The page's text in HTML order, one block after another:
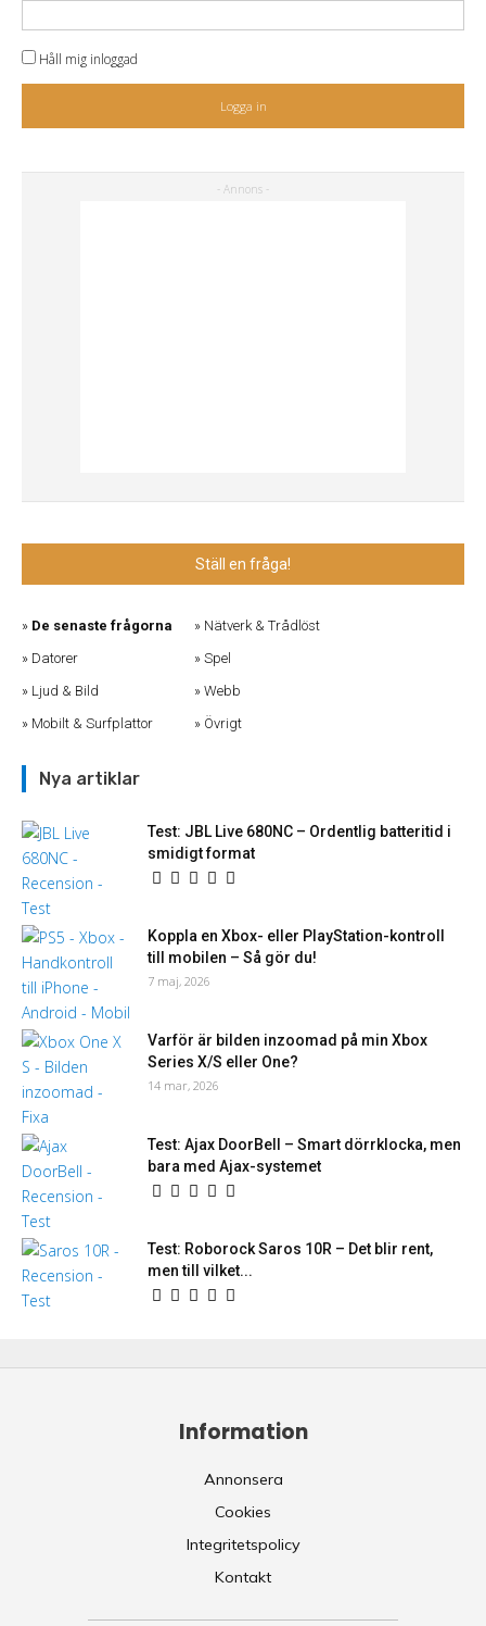
Håll mig inloggad
Logga in
Ställ en fråga!
De senaste frågorna
Datorer
Ljud & Bild
Mobilt & Surfplattor
Nätverk & Trådlöst
Spel
Webb
Övrigt
Nya artiklar
Test: JBL Live 680NC – Ordentlig batteritid i
smidigt format
Koppla en Xbox- eller PlayStation-kontroll
till mobilen – Så gör du!
7 maj, 2026
Varför är bilden inzoomad på min Xbox
Series X/S eller One?
14 mar, 2026
Test: Ajax DoorBell – Smart dörrklocka, men
bara med Ajax-systemet
Test: Roborock Saros 10R – Det blir rent,
men till vilket...
Information
Annonsera
Cookies
Integritetspolicy
Kontakt